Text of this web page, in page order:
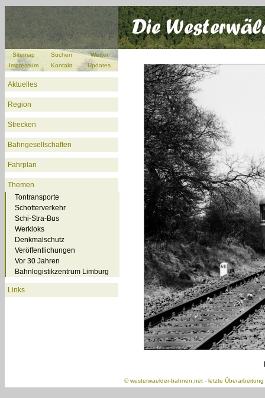
Sitemap Suchen
Wetter
Impressum
Kontakt Updates
Aktuelles
Region
Strecken
Bahngesellschaften
Fahrplan
Themen
Tontransporte
Schotterverkehr
Schi-Stra-Bus
Werkloks
Denkmalschutz
Veröffentlichungen
Vor 30 Jahren
Bahnlogistikzentrum Limburg
Links
©westerwaelder-bahnen.net - letzte